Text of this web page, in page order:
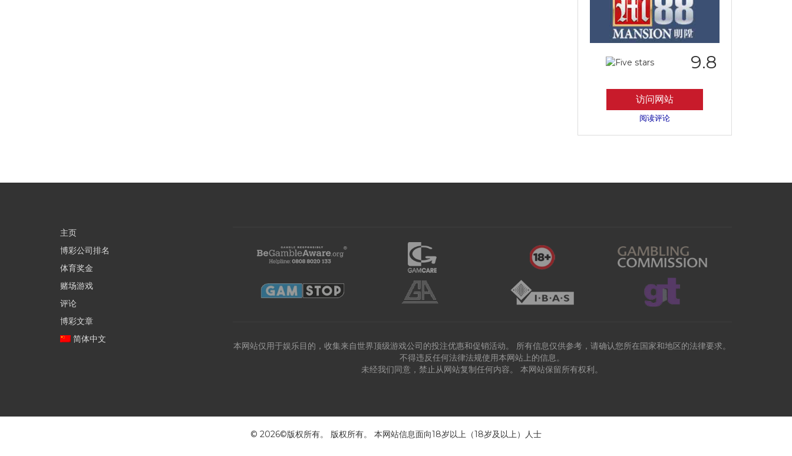
9.8
访问网站
阅读评论
主页
博彩公司排名
体育奖金
赌场游戏
评论
博彩文章
简体中文
本网站仅用于娱乐目的，收集来自世界顶级游戏公司的投注优惠和促销活动。 所有信息仅供参考，请确认您所在国家和地区的法律要求。
不得违反任何法律法规使用本网站上的信息。
未经我们同意，禁止从网站复制任何内容。 本网站保留所有权利。
© 2026©版权所有。 版权所有。 本网站信息面向18岁以上（18岁及以上）人士